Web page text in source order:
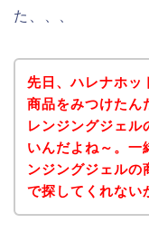
た、、、
先日、ハレナホッ
商品をみつけたん
レンジングジェル
いんだよね～。一
ンジングジェルの
で探してくれない